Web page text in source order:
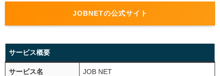
JOBNETの公式サイト
サービス概要
サービス名 JOB NET